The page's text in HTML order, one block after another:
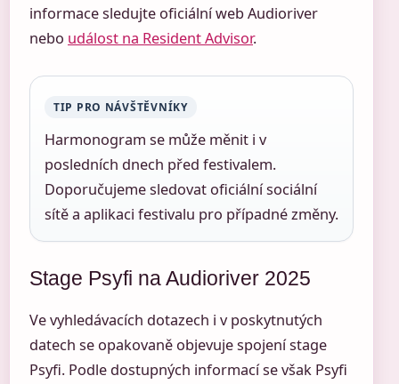
informace sledujte oficiální web Audioriver
nebo událost na Resident Advisor.
TIP PRO NÁVŠTĚVNÍKY
Harmonogram se může měnit i v
posledních dnech před festivalem.
Doporučujeme sledovat oficiální sociální
sítě a aplikaci festivalu pro případné změny.
Stage Psyfi na Audioriver 2025
Ve vyhledávacích dotazech i v poskytnutých
datech se opakovaně objevuje spojení stage
Psyfi. Podle dostupných informací se však Psyfi